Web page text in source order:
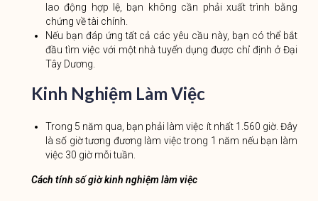
lao động hợp lệ, bạn không cần phải xuất trình bằng
chứng về tài chính.
Nếu bạn đáp ứng tất cả các yêu cầu này, bạn có thể bắt
đầu tìm việc với một nhà tuyển dụng được chỉ định ở Đại
Tây Dương.
Kinh Nghiệm Làm Việc
Trong 5 năm qua, bạn phải làm việc ít nhất 1.560 giờ. Đây
là số giờ tương đương làm việc trong 1 năm nếu bạn làm
việc 30 giờ mỗi tuần.
Cách tính số giờ kinh nghiệm làm việc